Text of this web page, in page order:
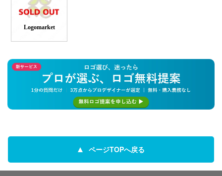
Logomarket
ページTOPへ戻る